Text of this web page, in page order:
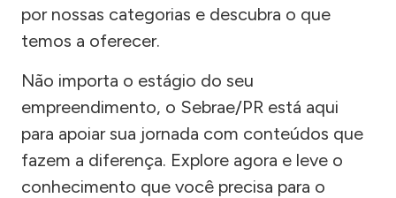
por nossas categorias e descubra o que
temos a oferecer.
Não importa o estágio do seu
empreendimento, o Sebrae/PR está aqui
para apoiar sua jornada com conteúdos que
fazem a diferença. Explore agora e leve o
conhecimento que você precisa para o